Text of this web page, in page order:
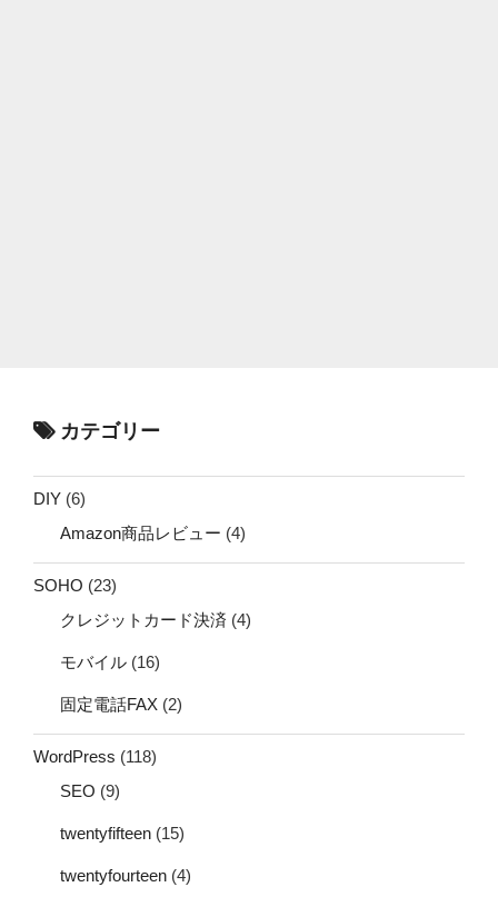
カテゴリー
DIY (6)
Amazon商品レビュー (4)
SOHO (23)
クレジットカード決済 (4)
モバイル (16)
固定電話FAX (2)
WordPress (118)
SEO (9)
twentyfifteen (15)
twentyfourteen (4)